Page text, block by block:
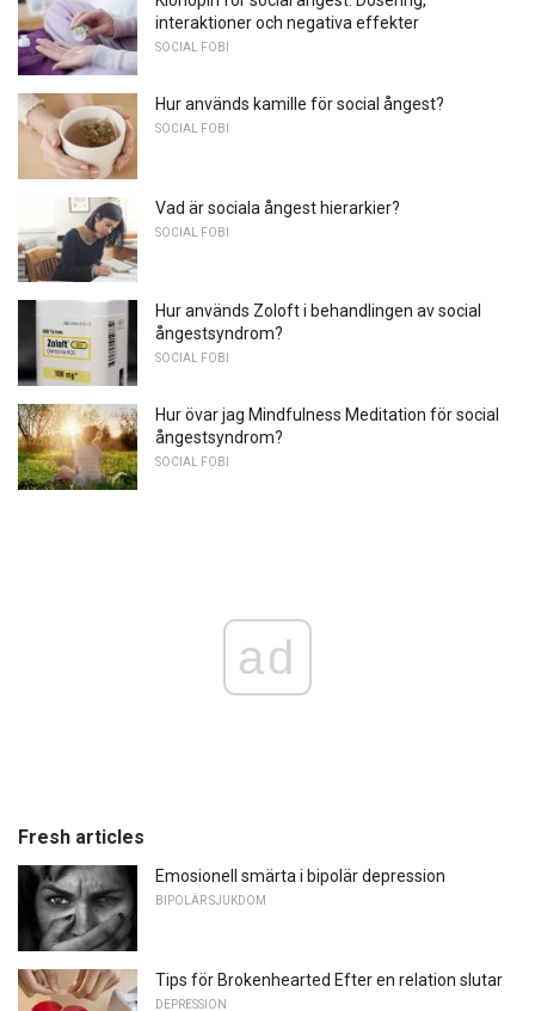
interaktioner och negativa effekter
SOCIAL FOBI
Hur används kamille för social ångest?
SOCIAL FOBI
Vad är sociala ångest hierarkier?
SOCIAL FOBI
Hur används Zoloft i behandlingen av social
ångestsyndrom?
SOCIAL FOBI
Hur övar jag Mindfulness Meditation för social
ångestsyndrom?
SOCIAL FOBI
ad
Fresh articles
Emosionell smärta i bipolär depression
BIPOLÄR SJUKDOM
Tips för Brokenhearted Efter en relation slutar
DEPRESSION